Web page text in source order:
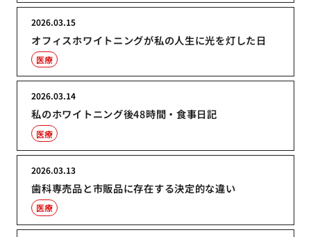
オフィスホワイトニングが私の人生に光を灯した日
2026.03.15
医療
私のホワイトニング後48時間・食事日記
2026.03.14
医療
歯科専売品と市販品に存在する決定的な違い
2026.03.13
医療